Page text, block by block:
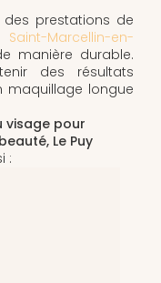
des prestations de
Marcellin-en-
manière durable.
des résultats
maquillage longue
visage pour
Le Puy
: